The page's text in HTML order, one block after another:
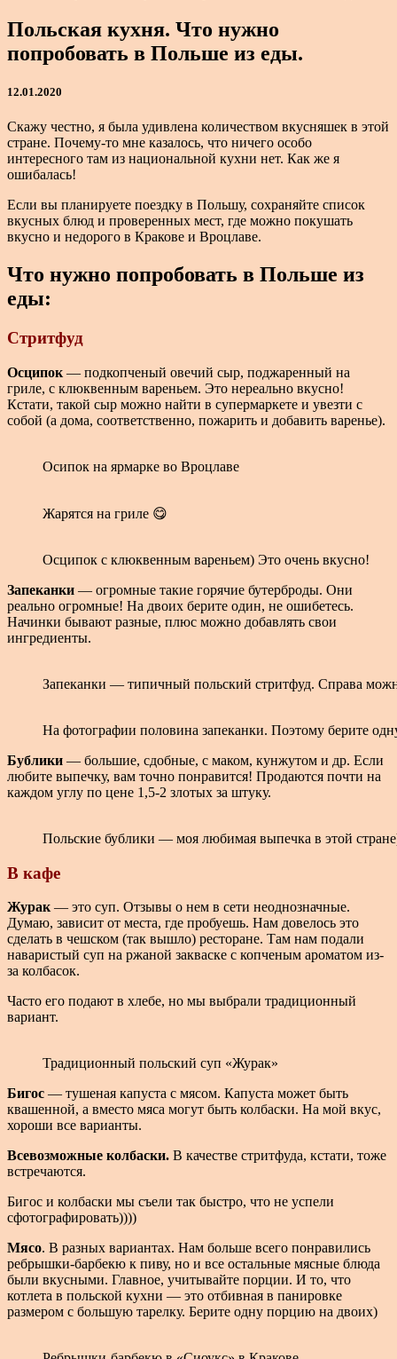
Польская кухня. Что нужно
попробовать в Польше из еды.
12.01.2020
Скажу честно, я была удивлена количеством вкусняшек в этой
стране. Почему-то мне казалось, что ничего особо
интересного там из национальной кухни нет. Как же я
ошибалась!
Если вы планируете поездку в Польшу, сохраняйте список
вкусных блюд и проверенных мест, где можно покушать
вкусно и недорого в Кракове и Вроцлаве.
Что нужно попробовать в Польше из
еды:
Стритфуд
Осципок — подкопченый овечий сыр, поджаренный на
гриле, с клюквенным вареньем. Это нереально вкусно!
Кстати, такой сыр можно найти в супермаркете и увезти с
собой (а дома, соответственно, пожарить и добавить варенье).
Осипок на ярмарке во Вроцлаве
Жарятся на гриле 😋
Осципок с клюквенным вареньем) Это очень вкусно!
Запеканки — огромные такие горячие бутерброды. Они
реально огромные! На двоих берите один, не ошибетесь.
Начинки бывают разные, плюс можно добавлять свои
ингредиенты.
Запеканки — типичный польский стритфуд. Справа
На фотографии половина запеканки. Поэтому берите
Бублики — большие, сдобные, с маком, кунжутом и др. Если
любите выпечку, вам точно понравится! Продаются почти на
каждом углу по цене 1,5-2 злотых за штуку.
Польские бублики — моя любимая выпечка в этой
В кафе
Журак — это суп. Отзывы о нем в сети неоднозначные.
Думаю, зависит от места, где пробуешь. Нам довелось это
сделать в чешском (так вышло) ресторане. Там нам подали
наваристый суп на ржаной закваске с копченым ароматом из-
за колбасок.
Часто его подают в хлебе, но мы выбрали традиционный
вариант.
Традиционный польский суп «Журак»
Бигос — тушеная капуста с мясом. Капуста может быть
квашенной, а вместо мяса могут быть колбаски. На мой вкус,
хороши все варианты.
Всевозможные колбаски. В качестве стритфуда, кстати, тоже
встречаются.
Бигос и колбаски мы съели так быстро, что не успели
сфотографировать))))
Мясо. В разных вариантах. Нам больше всего понравились
ребрышки-барбекю к пиву, но и все остальные мясные блюда
были вкусными. Главное, учитывайте порции. И то, что
котлета в польской кухни — это отбивная в панировке
размером с большую тарелку. Берите одну порцию на двоих)